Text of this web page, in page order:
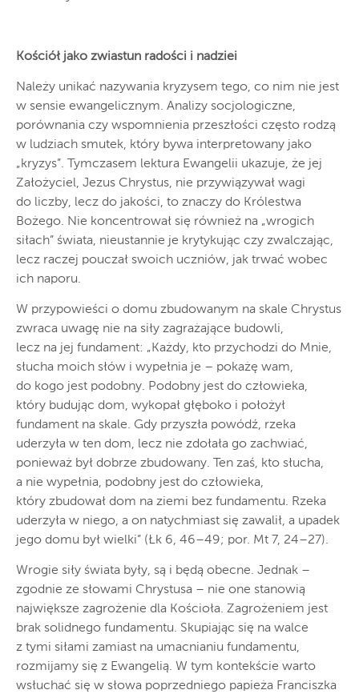
Kościół jako zwiastun radości i nadziei
Należy unikać nazywania kryzysem tego, co nim nie jest
w sensie ewangelicznym. Analizy socjologiczne,
porównania czy wspomnienia przeszłości często rodzą
w ludziach smutek, który bywa interpretowany jako
„kryzys”. Tymczasem lektura Ewangelii ukazuje, że jej
Założyciel, Jezus Chrystus, nie przywiązywał wagi
do liczby, lecz do jakości, to znaczy do Królestwa
Bożego. Nie koncentrował się również na „wrogich
siłach” świata, nieustannie je krytykując czy zwalczając,
lecz raczej pouczał swoich uczniów, jak trwać wobec
ich naporu.
W przypowieści o domu zbudowanym na skale Chrystus
zwraca uwagę nie na siły zagrażające budowli,
lecz na jej fundament: „Każdy, kto przychodzi do Mnie,
słucha moich słów i wypełnia je – pokażę wam,
do kogo jest podobny. Podobny jest do człowieka,
który budując dom, wykopał głęboko i położył
fundament na skale. Gdy przyszła powódź, rzeka
uderzyła w ten dom, lecz nie zdołała go zachwiać,
ponieważ był dobrze zbudowany. Ten zaś, kto słucha,
a nie wypełnia, podobny jest do człowieka,
który zbudował dom na ziemi bez fundamentu. Rzeka
uderzyła w niego, a on natychmiast się zawalił, a upadek
jego domu był wielki” (Łk 6, 46–49; por. Mt 7, 24–27).
Wrogie siły świata były, są i będą obecne. Jednak –
zgodnie ze słowami Chrystusa – nie one stanowią
największe zagrożenie dla Kościoła. Zagrożeniem jest
brak solidnego fundamentu. Skupiając się na walce
z tymi siłami zamiast na umacnianiu fundamentu,
rozmijamy się z Ewangelią. W tym kontekście warto
wsłuchać się w słowa poprzedniego papieża Franciszka